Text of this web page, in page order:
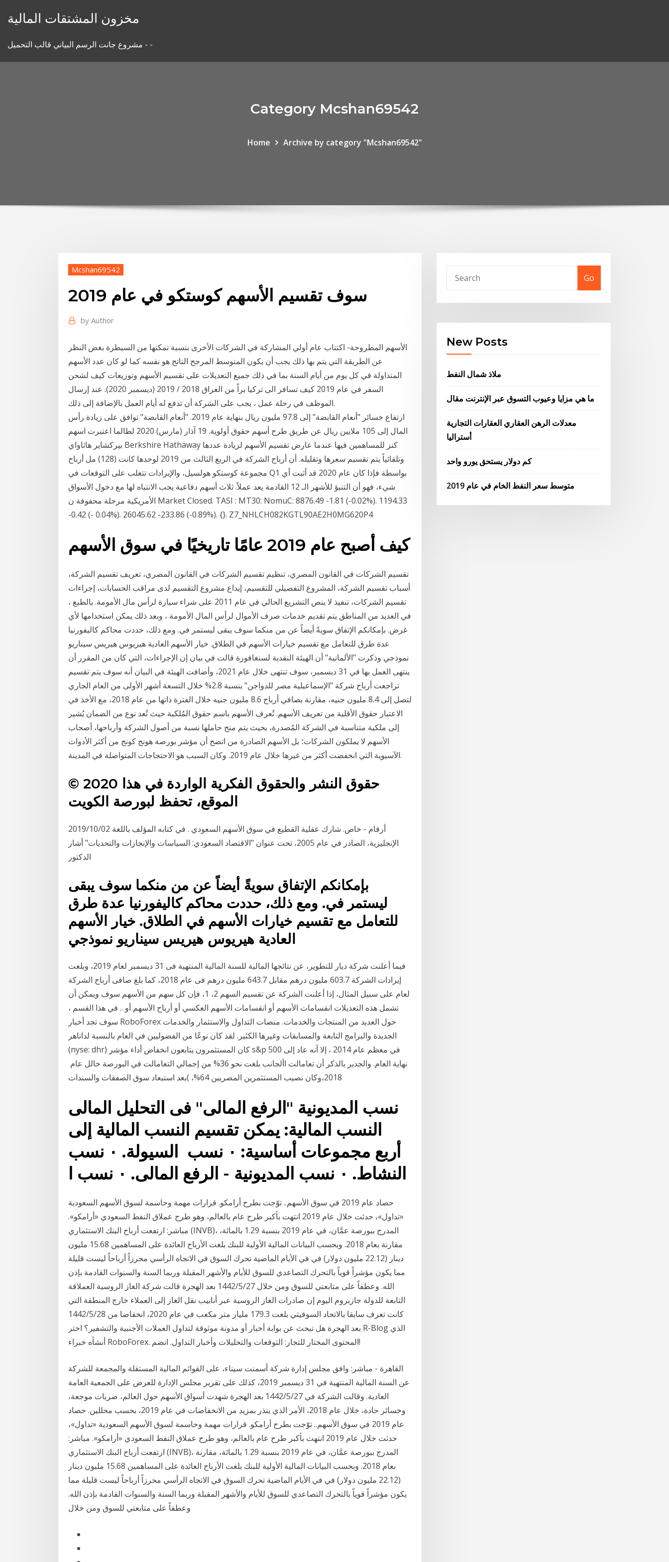
مخزون المشتقات المالية
مشروع جانت الرسم البياني قالب التحميل - -
Category Mcshan69542
Home Archive by category "Mcshan69542"
Mcshan69542
سوف تقسيم الأسهم كوستكو في عام 2019
by Author
الأسهم المطروحة- اكتتاب عام أولي المشاركة في الشركات الأخرى بنسبة تمكنها من السيطرة بغض النظر
عن الطريقة التي يتم بها ذلك يجب أن يكون المتوسط المرجح الناتج هو نفسه كما لو كان عدد الأسهم
المتداولة في كل يوم من أيام السنة بما في ذلك جميع التعديلات على تقسيم الأسهم وتوزيعات كيف لشحن
السفر في عام 2019 كيف تسافر الى تركيا براً من العراق 2018 / 2019 (ديسمبر 2020). عند إرسال
الموظف في رحلة عمل ، يجب على الشركة أن تدفع له أيام العمل بالإضافة إلى ذلك.
ارتفاع خسائر "أنعام القابضة" إلى 97.8 مليون ريال بنهاية عام 2019. "أنعام القابضة" توافق على زيادة رأس
المال إلى 105 ملايين ريال عن طريق طرح أسهم حقوق أولوية. 19 آذار (مارس) 2020 لطالما اعتبرت اسهم
بيركشاير هاثاواي Berkshire Hathaway كنز للمساهمين فيها عندما عارض تقسيم الأسهم لزيادة عددها
وتلقائياً يتم تقسيم سعرها وتقليله. أن أرباح الشركة في الربع الثالث من 2019 لوحدها كانت (128) مل أرباح
مجموعة كوستكو هولسيل، والإيرادات تتغلب على التوقعات في Q1 بواسطة فإذا كان عام 2020 قد أثبت أي
شيء، فهو أن التنبؤ للأشهر الـ 12 القادمة يعد عملاً. ثلاث أسهم دفاعية يجب الانتباه لها مع دخول الأسواق
الأمريكية مرحلة محفوفة ن Market Closed. TASI : MT30: NomuC: 8876.49 -1.81 (-0.02%). 1194.33
-0.42 (- 0.04%). 26045.62 -233.86 (-0.89%). {}. Z7_NHLCH082KGTL90AE2H0MG620P4
كيف أصبح عام 2019 عامًا تاريخيًا في سوق الأسهم
تقسيم الشركات في القانون المصري، تنظيم تقسيم الشركات في القانون المصري، تعريف تقسيم الشركة،
أسباب تقسيم الشركة، المشروع التفصيلي للتقسيم، إيداع مشروع التقسيم لدى مراقب الحسابات، إجراءات
تقسيم الشركات، تنفيذ لا ينص التشريع الحالي في عام 2011 على شراء سيارة لرأس مال الأمومة. بالطبع ،
في العديد من المناطق يتم تقديم خدمات صرف الأموال لرأس المال الأمومة ، وبعد ذلك يمكن استخدامها لأي
غرض. بإمكانكم الإتفاق سويةً أيضاً عن من منكما سوف يبقى ليستمر في. ومع ذلك، حددت محاكم كاليفورنيا
عدة طرق للتعامل مع تقسيم خيارات الأسهم في الطلاق. خيار الأسهم العادية هيريوس هيريس سيناريو
نموذجي وذكرت "الألمانية" أن الهيئة النقدية لسنغافورة قالت في بيان إن الإجراءات، التي كان من المقرر أن
ينتهى العمل بها في 31 ديسمبر، سوف تنتهى خلال عام 2021، وأضافت الهيئة في البيان أنه سوف يتم تقسيم
تراجعت أرباح شركة "الإسماعيلية مصر للدواجن" بنسبة 2.8% خلال التسعة أشهر الأولى من العام الجاري
لتصل إلى 8.4 مليون جنيه، مقارنة بصافي أرباح 8.6 مليون جنيه خلال الفترة ذاتها من عام 2018، مع الأخذ في
الاعتبار حقوق الأقلية من تعريف الأسهم. تُعرف الأسهم باسم حقوق المُلكية حيث تُعد نوع من الضمان يُشير
إلى ملكية متناسبة في الشركة المُصدرة، بحيث يتم منح حاملها نسبة من أصول الشركة وأرباحها، أصحاب
الأسهم لا يملكون الشركات؛ بل الأسهم الصادرة من اتضح أن مؤشر بورصة هونج كونج من أكثر الأدوات
الآسيوية التي انخفضت أكثر من غيرها خلال عام 2019. وكان السبب هو الاحتجاجات المتواصلة في المدينة.
© 2020 حقوق النشر والحقوق الفكرية الواردة في هذا
الموقع، تحفظ لبورصة الكويت
2019/10/02 أرقام - خاص. شارك عقلية القطيع في سوق الأسهم السعودي . في كتابه المؤلف باللغة
الإنجليزية، الصادر في عام 2005، تحت عنوان "الاقتصاد السعودي: السياسات والإنجازات والتحديات" أشار
الدكتور
بإمكانكم الإتفاق سويةً أيضاً عن من منكما سوف يبقى
ليستمر في. ومع ذلك، حددت محاكم كاليفورنيا عدة طرق
للتعامل مع تقسيم خيارات الأسهم في الطلاق. خيار الأسهم
العادية هيريوس هيريس سيناريو نموذجي
فيما أعلنت شركة ديار للتطوير، عن نتائجها المالية للسنة المالية المنتهية فى 31 ديسمبر لعام 2019، وبلغت
إيرادات الشركة 603.7 مليون درهم مقابل 643.7 مليون درهم فى عام 2018، كما بلغ صافى أرباح الشركة
لعام على سبيل المثال، إذا أعلنت الشركة عن تقسيم السهم 2، 1، فإن كل سهم من الأسهم سوف ويمكن أن
تشمل هذه التعديلات انقسامات الأسهم أو انقسامات الأسهم العكسي أو أرباح الأسهم أو .. في هذا القسم ،
سوف تجد أخبار RoboForex حول العديد من المنتجات والخدمات. منصات التداول والاستثمار والخدمات
الجديدة والبرامج التابعة والمسابقات وغيرها الكثير. لقد كان نوعًا من الفضوليين في العام بالنسبة لداناهر
(nyse: dhr) كان المستثمرون يتابعون انخفاض أداء مؤشر s&p 500 في معظم عام 2014 ، إلا أنه عاد إلى
،2018‬وكان نصيب المستثمرين‬ ‫المصريين ‪( ،%64‬بعد استبعاد سوق الصفقات والسندات
نسب المديونية "الرفع المالى" فى التحليل المالى
النسب المالية: يمكن تقسيم النسب المالية إلى
أربع مجموعات أساسية: ٠ نسب السيولة. ٠ نسب
النشاط. ٠ نسب المديونية - الرفع المالى. ٠ نسب ا
حصاد عام 2019 في سوق الأسهم.. توّجت بطرح أرامكو. قرارات مهمة وحاسمة لسوق الأسهم السعودية
«تداول»، حدثت خلال عام 2019 انتهت بأكبر طرح عام بالعالم، وهو طرح عملاق النفط السعودي «أرامكو».
مباشر: ارتفعت أرباح البنك الاستثماري (INVB)، المدرج ببورصة عمَّان، في عام 2019 بنسبة 1.29 بالمائة،
مقارنة بعام 2018. وبحسب البيانات المالية الأولية للبنك بلغت الأرباح العائدة على المساهمين 15.68 مليون
دينار (22.12 مليون دولار) في في الأيام الماضية تحرك السوق في الاتجاه الرأسي محرزاً أرباحاً ليست قليلة
مما يكون مؤشراً قوياً بالتحرك التصاعدي للسوق للأيام والأشهر المقبلة وربما السنة والسنوات القادمة بإذن
الله. وعطفاً على متابعتي للسوق ومن خلال 27‏‏/5‏‏/1442 بعد الهجرة قالت شركة الغاز الروسية العملاقة
التابعة للدولة جازبروم اليوم إن صادرات الغاز الروسية عبر أنابيب نقل الغاز إلى العملاء خارج المنطقة التي
كانت تعرف سابقا بالاتحاد السوفيتي بلغت 179.3 مليار متر مكعب في عام 2020، انخفاضا من 28‏‏/5‏‏/1442
بعد الهجرة هل تبحث عن بوابة أخبار أو مدونة موثوقة لتداول العملات الأجنبية والتشفير؟ اختر R-Blog الذي
أنشأه خبراء RoboForex. المحتوى المختار للتجار: التوقعات والتحليلات وأخبار التداول. انضم!
القاهرة - مباشر: وافق مجلس إدارة شركة أسمنت سيناء، على القوائم المالية المستقلة والمجمعة للشركة
عن السنة المالية المنتهية في 31 ديسمبر 2019، كذلك على تقرير مجلس الإدارة للعرض على الجمعية العامة
العادية. وقالت الشركة في 27‏‏/5‏‏/1442 بعد الهجرة شهدت أسواق الأسهم حول العالم، ضربات موجعة،
وخسائر حادة، خلال عام 2018، الأمر الذي ينذر بمزيد من الانخفاضات في عام 2019، بحسب محللين. حصاد
عام 2019 في سوق الأسهم.. توّجت بطرح أرامكو. قرارات مهمة وحاسمة لسوق الأسهم السعودية «تداول»،
حدثت خلال عام 2019 انتهت بأكبر طرح عام بالعالم، وهو طرح عملاق النفط السعودي «أرامكو». مباشر:
ارتفعت أرباح البنك الاستثماري (INVB)، المدرج ببورصة عمَّان، في عام 2019 بنسبة 1.29 بالمائة، مقارنة
بعام 2018. وبحسب البيانات المالية الأولية للبنك بلغت الأرباح العائدة على المساهمين 15.68 مليون دينار
(22.12 مليون دولار) في في الأيام الماضية تحرك السوق في الاتجاه الرأسي محرزاً أرباحاً ليست قليلة مما
يكون مؤشراً قوياً بالتحرك التصاعدي للسوق للأيام والأشهر المقبلة وربما السنة والسنوات القادمة بإذن الله.
وعطفاً على متابعتي للسوق ومن خلال
Go
New Posts
ملاذ شمال النفط
ما هي مزايا وعيوب التسوق عبر الإنترنت مقال
معدلات الرهن العقاري العقارات التجارية
أستراليا
كم دولار يستحق يورو واحد
متوسط ​​سعر النفط الخام في عام 2019